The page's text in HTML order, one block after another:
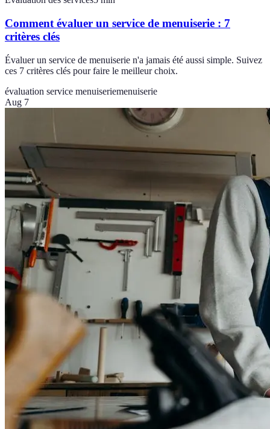
Comment évaluer un service de menuiserie : 7
critères clés
Évaluer un service de menuiserie n'a jamais été aussi simple. Suivez
ces 7 critères clés pour faire le meilleur choix.
évaluation service menuiseriemenuiserie
Aug 7